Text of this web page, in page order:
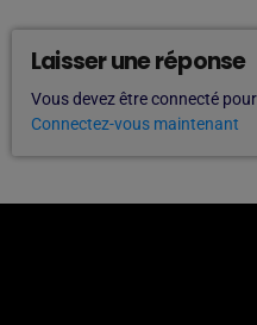
Laisser une réponse
Vous devez être connecté
Connectez-vous maintenant